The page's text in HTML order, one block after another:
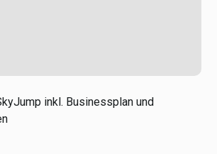
inkl. Businessplan und